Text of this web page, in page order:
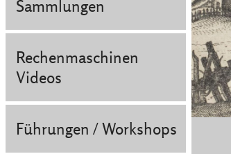
Sammlungen
Rechenmaschinen
Videos
Führungen / Workshops